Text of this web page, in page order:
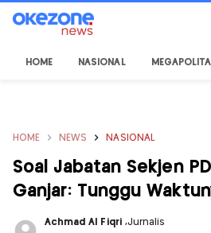
HOME NASIONAL
HOME NEWS NASIONAL
Soal Jabatan Sekjen
Ganjar: Tunggu
Achmad Al Fiqri ,Jurnalis